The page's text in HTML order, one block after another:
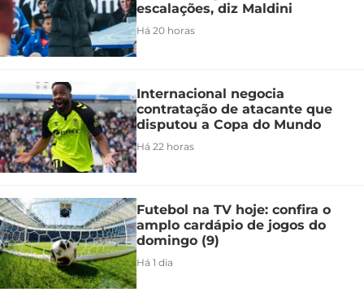
escalações, diz Maldini
Há 20 horas
Internacional negocia
contratação de atacante que
disputou a Copa do Mundo
Há 22 horas
Futebol na TV hoje: confira o
amplo cardápio de jogos do
domingo (9)
Há 1 dia